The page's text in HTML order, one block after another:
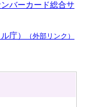
バーカード総合サ
庁） （外部リンク）